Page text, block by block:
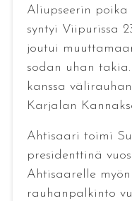
Aliupseerin
syntyi Viipurissa
joutui
sodan uhan
kanssa
Karjalan
Ahtisaari toimi
presidenttinä
Ahtisaarelle
rauhanpalkinto